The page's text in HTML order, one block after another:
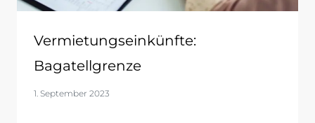
Vermietungseinkünfte:
Bagatellgrenze
1. September 2023